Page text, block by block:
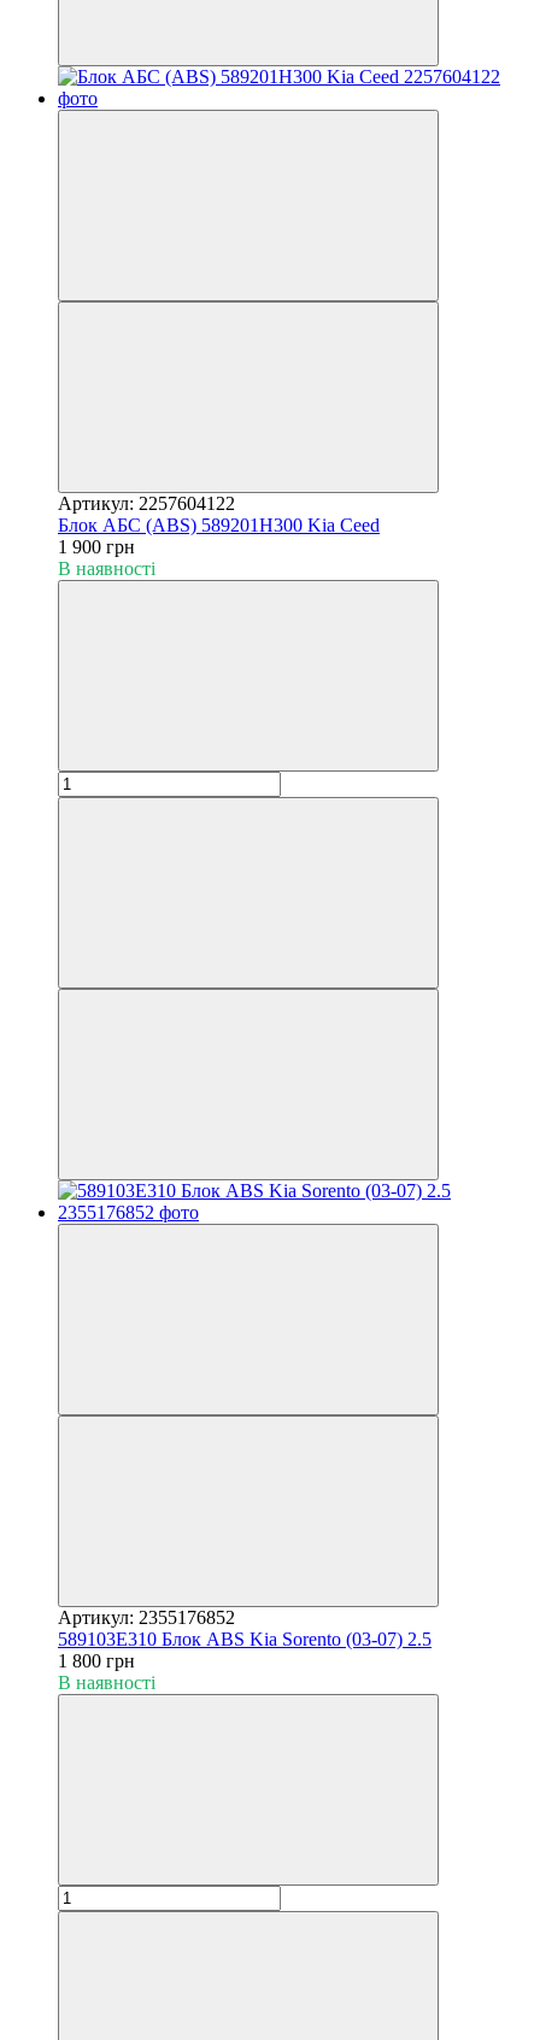
Артикул: 2257604122
Блок АБС (ABS) 589201H300 Kia Ceed
1 900 грн
В наявності
Артикул: 2355176852
589103E310 Блок ABS Kia Sorento (03-07) 2.5
1 800 грн
В наявності